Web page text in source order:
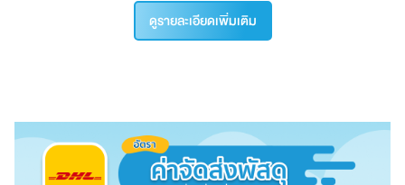
ดูรายละเอียดเพิ่มเติม